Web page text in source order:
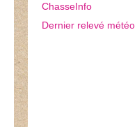
ChasseInfo
Dernier relevé